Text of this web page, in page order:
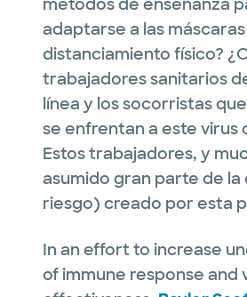
adaptarse a las máscaras
distanciamiento físico?
trabajadores sanitarios
línea y los socorristas
se enfrentan a este virus
Estos trabajadores, y
asumido gran parte de la
riesgo) creado por esta
In an effort to increase
of immune response and